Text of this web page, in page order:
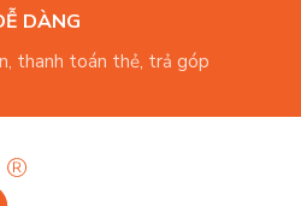
DÀNG
thanh toán thẻ, trả góp